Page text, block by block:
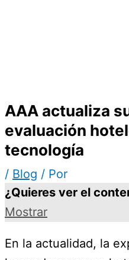
AAA actualiza
evaluación
tecnología
/ Blog / Por
¿Quieres ver el
Mostrar
En la actualidad, la